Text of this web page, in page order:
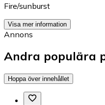
Fire/sunburst
Visa mer information
Annons
Andra populära
Hoppa över innehållet